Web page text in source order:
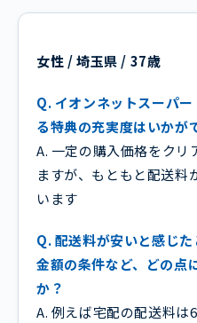
女性 / 埼玉県 / 37歳
Q. イオンネットスーパ
る特典の充実度はいかが
A. 一定の購入価格をクリ
ますが、もともと配送料
います
Q. 配送料が安いと感じ
金額の条件など、どの点
か？
A. 例えば宅配の配送料は